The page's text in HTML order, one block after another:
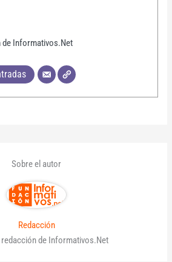
de Informativos.Net
Sobre el autor
Redacción
redacción de Informativos.Net